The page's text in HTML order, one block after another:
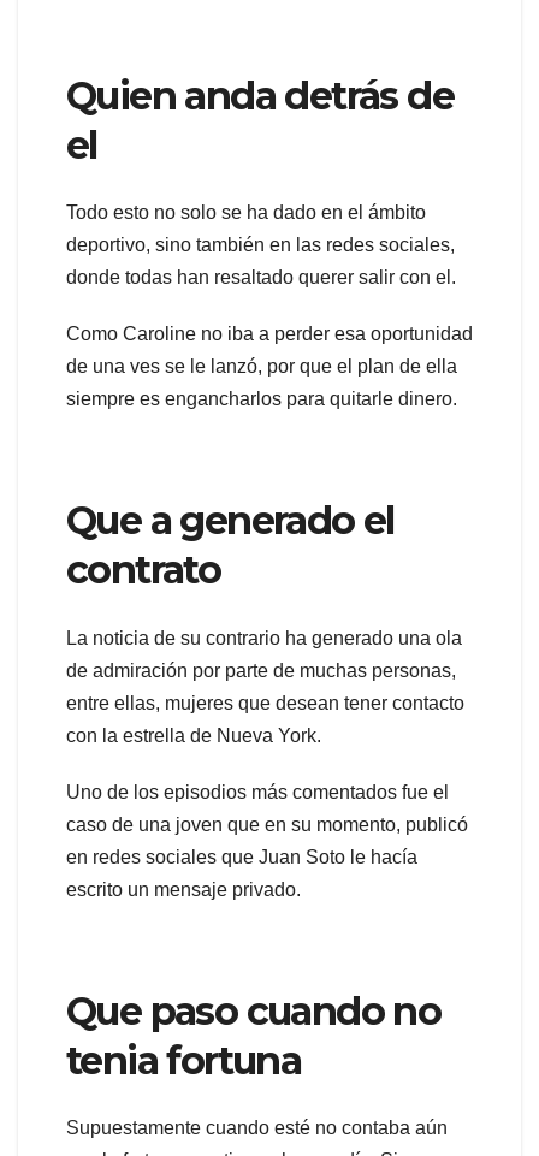
Quien anda detrás de
el
Todo esto no solo se ha dado en el ámbito
deportivo, sino también en las redes sociales,
donde todas han resaltado querer salir con el.
Como Caroline no iba a perder esa oportunidad
de una ves se le lanzó, por que el plan de ella
siempre es engancharlos para quitarle dinero.
Que a generado el
contrato
La noticia de su contrario ha generado una ola
de admiración por parte de muchas personas,
entre ellas, mujeres que desean tener contacto
con la estrella de Nueva York.
Uno de los episodios más comentados fue el
caso de una joven que en su momento, publicó
en redes sociales que Juan Soto le hacía
escrito un mensaje privado.
Que paso cuando no
tenia fortuna
Supuestamente cuando esté no contaba aún